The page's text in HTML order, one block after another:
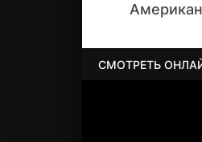
СМОТРЕТЬ